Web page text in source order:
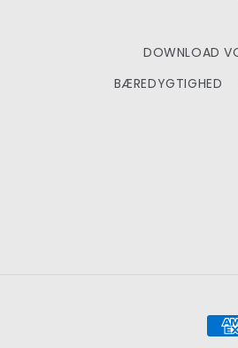
DOWNLOAD
BÆREDYGTIGHED